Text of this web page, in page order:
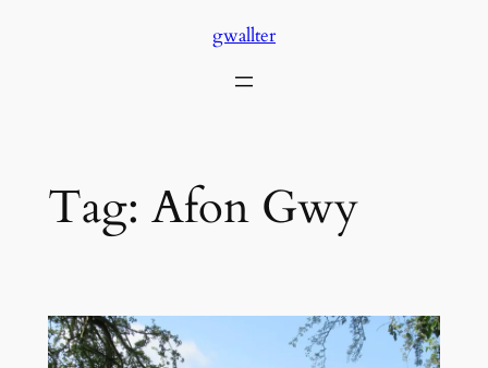
gwallter
Tag: Afon Gwy